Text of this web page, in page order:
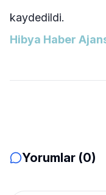
kaydedildi.
Hibya Haber
Yorumlar (0)